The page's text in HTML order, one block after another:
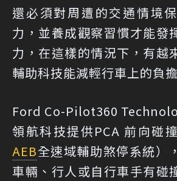
還必須對周遭的交通情境
力，並養成觀察習慣才能發
力，在這樣的情況下，有越
輔助科技能減輕行車上的負擔
Ford Co-Pilot360
領航科技提供PCA 前向碰
AEB全速域輔助煞停系統）
車輛、行人或自行車手有碰